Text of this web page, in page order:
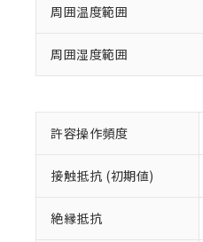
周囲温度範囲
周囲湿度範囲
許容操作頻度
接触抵抗 (初期値)
絶縁抵抗